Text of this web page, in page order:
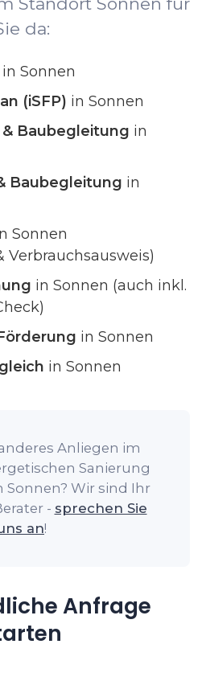
da:
in Sonnen
(iSFP) in Sonnen
Baubegleitung in
Baubegleitung in
Sonnen
Verbrauchsausweis)
in Sonnen (auch inkl.
in Sonnen
in Sonnen
Anliegen im
Sanierung
Sonnen? Wir sind Ihr
- sprechen Sie
an!
Anfrage